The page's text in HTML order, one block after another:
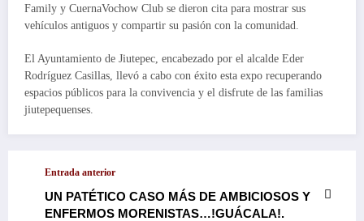
Family y CuernaVochow Club se dieron cita para mostrar sus
vehículos antiguos y compartir su pasión con la comunidad.
El Ayuntamiento de Jiutepec, encabezado por el alcalde Eder
Rodríguez Casillas, llevó a cabo con éxito esta expo recuperando
espacios públicos para la convivencia y el disfrute de las familias
jiutepequenses.
Entrada anterior
UN PATÉTICO CASO MÁS DE AMBICIOSOS Y
ENFERMOS MORENISTAS…!GUÁCALA!.